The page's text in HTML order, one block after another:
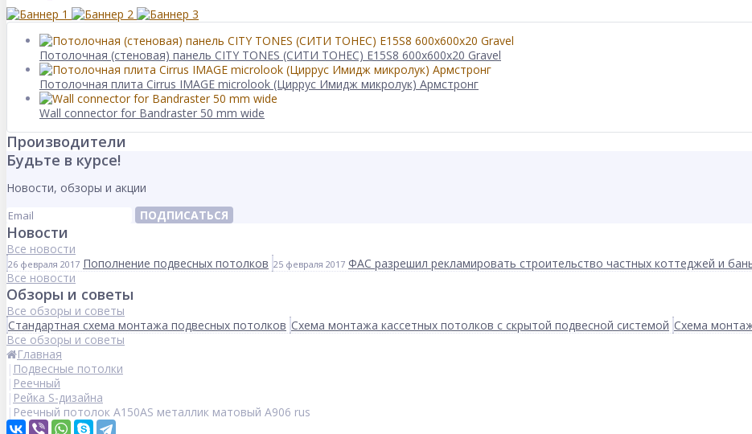
Потолочная (стеновая) панель CITY TONES (CИТИ ТОНЕС) E15S8 600x600x20 Gravel
Потолочная плита Cirrus IMAGE microlook (Циррус Имидж микролук) Армстронг
Wall connector for Bandraster 50 mm wide
Производители
Будьте в курсе!
Новости, обзоры и акции
ПОДПИСАТЬСЯ
Новости
Все новости
26 февраля 2017 Пополнение подвесных потолков 25 февраля 2017 ФАС разрешил рекламировать строительство частных коттеджей и
Все новости
Обзоры и советы
Все обзоры и советы
Стандартная схема монтажа подвесных потолков Схема монтажа кассетных потолков с скрытой подвесной системой Схема
Все обзоры и советы
Главная
Подвесные потолки
Реечный
Рейка S-дизайна
Реечный потолок A150AS металлик матовый А906 rus